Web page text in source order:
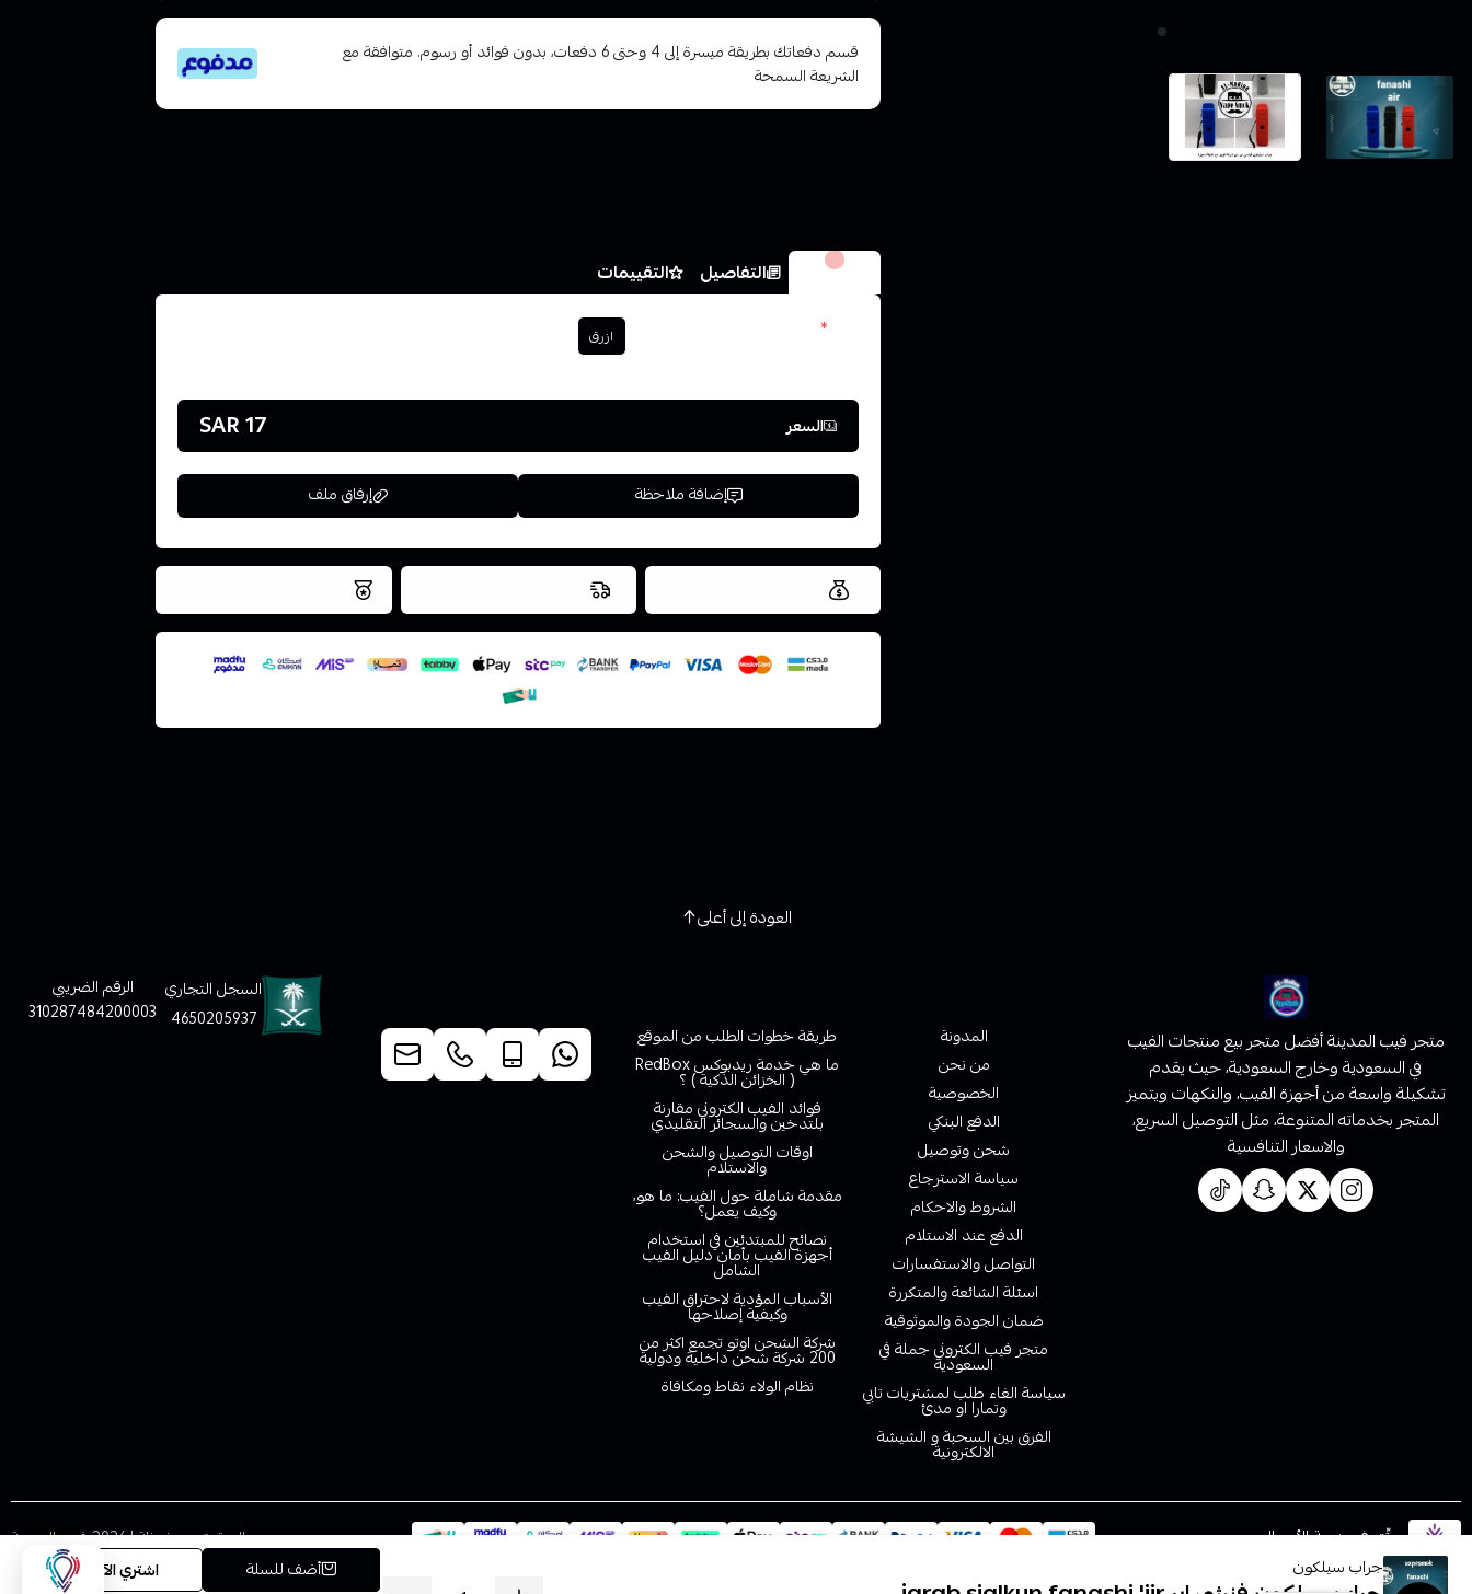
قسم دفعاتك بطريقة ميسرة إلى 4 وحتى 6 دفعات، بدون فوائد أو رسوم. متوافقة مع
الشريعة السمحة
جراب سيلكون أضف للسلة اشتري الآن
الخيارات التفاصيل التقييمات
* ازرق
السعر 17 SAR
إضافة ملاحظة إرفاق ملف
اسحب و افلت الملف هنا
استعراض
العروض والشحن مجاني نتميز بلجودة والتخزين الامن
العودة إلى أعلى
متجر فيب المدينة أفضل متجر بيع منتجات الفيب
في السعودية وخارج السعودية، حيث يقدم
تشكيلة واسعة من أجهزة الفيب، والنكهات ويتميز
المتجر بخدماته المتنوعة، مثل التوصيل السريع،
والاسعار التنافسية
المدونة
من نحن
الخصوصية
الدفع البنكي
شحن وتوصيل
سياسة الاسترجاع
الشروط والاحكام
الدفع عند الاستلام
التواصل والاستفسارات
اسئلة الشائعة والمتكررة
ضمان الجودة والموثوقية
متجر فيب الكتروني جملة في
السعودية
سياسة الغاء طلب لمشتريات تابي
وتمارا او مدئ
الفرق بين السحبة و الشيشة
الالكترونية
طريقة خطوات الطلب من الموقع
ما هي خدمة ريدبوكس RedBox
( الخزائن الذكية ) ؟
فوائد الفيب الكتروني مقارنة
بلتدخين والسجائر التقليدي
اوقات التوصيل والشحن
والاستلام
مقدمة شاملة حول الفيب: ما هو،
وكيف يعمل؟
نصائح للمبتدئين في استخدام
أجهزة الفيب بأمان دليل الفيب
الشامل
الأسباب المؤدية لاحتراق الفيب
وكيفية إصلاحها
شركة الشحن اوتو تجمع اكثر من
200 شركة شحن داخلية ودولية
نظام الولاء نقاط ومكافاة
السجل التجاري
4650205937
الرقم الضريبي
310287484200003
موثّق في منصة الأعمال الحقوق محفوظة | 2026 فيب المدينة